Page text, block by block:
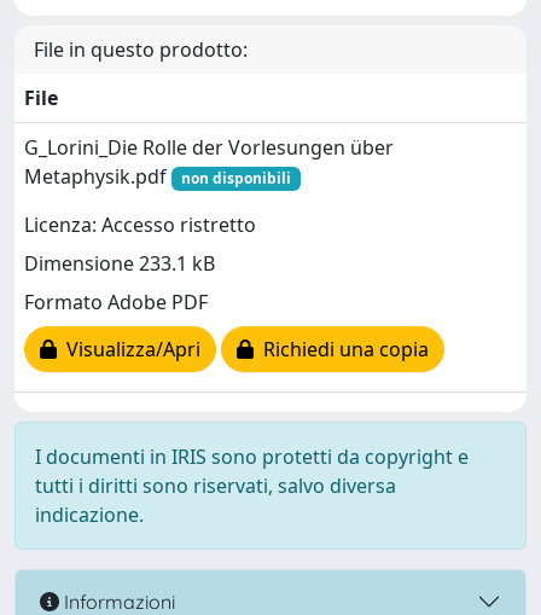
File in questo prodotto:
File
G_Lorini_Die Rolle der Vorlesungen über
Metaphysik.pdf
non disponibili
Licenza: Accesso ristretto
Dimensione 233.1 kB
Formato Adobe PDF
Visualizza/Apri
Richiedi una copia
I documenti in IRIS sono protetti da copyright e
tutti i diritti sono riservati, salvo diversa
indicazione.
Informazioni